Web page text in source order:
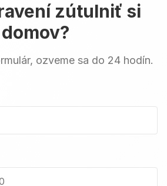
zútulniť si
domov?
ozveme sa do 24 hodín.